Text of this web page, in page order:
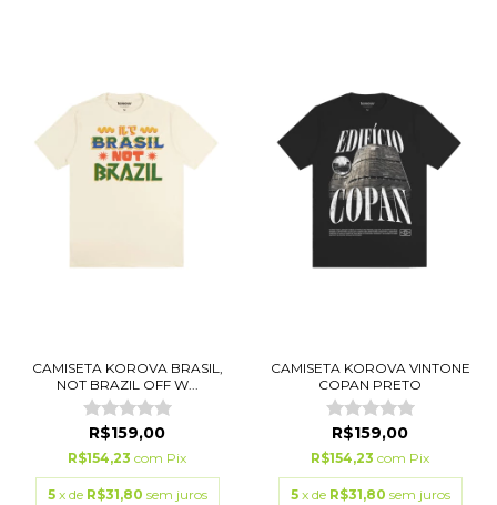
CAMISETA KOROVA BRASIL,
NOT BRAZIL OFF W...
R$159,00
R$154,23 com Pix
5 x de R$31,80 sem juros
CAMISETA KOROVA VINTONE
COPAN PRETO
R$159,00
R$154,23 com Pix
5 x de R$31,80 sem juros